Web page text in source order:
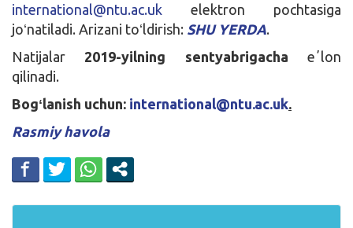
international@ntu.ac.uk elektron pochtasiga
joʻnatiladi. Arizani toʻldirish: SHU YERDA.
Natijalar 2019-yilning sentyabrigacha eʼlon
qilinadi.
Bogʻlanish uchun: international@ntu.ac.uk.
Rasmiy havola